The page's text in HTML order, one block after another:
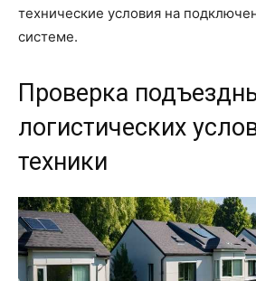
технические условия на
системе.
Проверка
логистических
техники